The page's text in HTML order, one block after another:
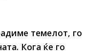
темелот, го
Кога ќе го